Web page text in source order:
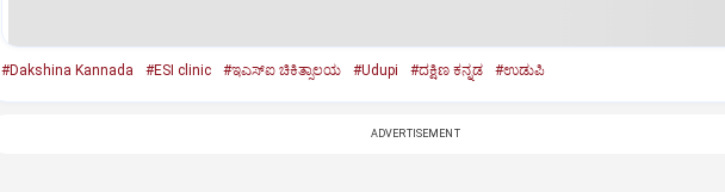
#Dakshina Kannada #ESI clinic #ಇಎಸ್‌ಐ ಚಿಕಿತ್ಸಾಲಯ #Udupi #ದಕ್ಷಿಣ ಕನ್ನಡ #ಉಡುಪಿ
ADVERTISEMENT